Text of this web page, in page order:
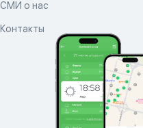
СМИ о нас
Контакты